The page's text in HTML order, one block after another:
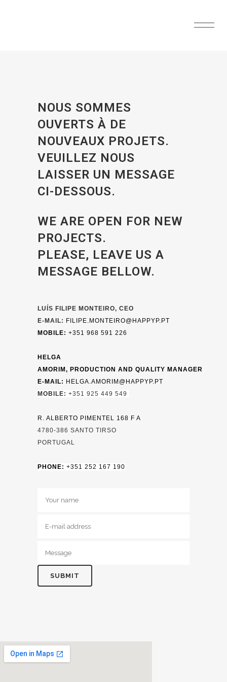
NOUS SOMMES
OUVERTS À DE
NOUVEAUX PROJETS.
VEUILLEZ NOUS
LAISSER UN MESSAGE
CI-DESSOUS.
WE ARE OPEN FOR NEW
PROJECTS.
PLEASE, LEAVE US A
MESSAGE BELLOW.
LUÍS FILIPE MONTEIRO, CEO
E-MAIL: FILIPE.MONTEIRO@HAPPYP.PT
MOBILE: +351 968 591 226
HELGA
AMORIM, PRODUCTION AND QUALITY MANAGER
E-MAIL: H ELGA.AMORIM@HAPPYP.PT
M OBILE: +351 925 449 549
R. ALBERTO PIMENTEL 168 F A
4780-386 SANTO TIRSO
PORTUGAL
PHONE: +351 252 167 190